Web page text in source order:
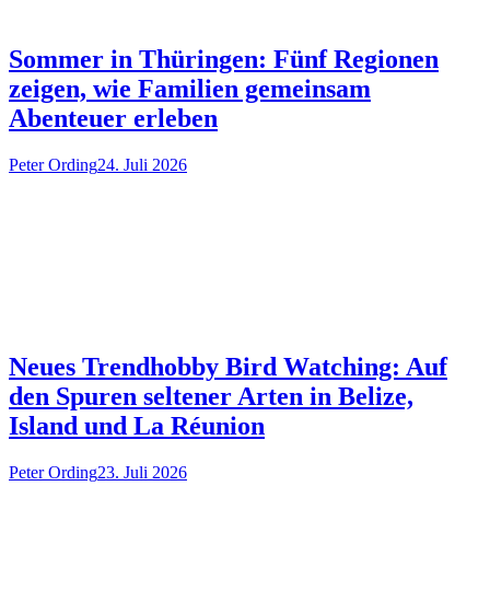
Sommer in Thüringen: Fünf Regionen
zeigen, wie Familien gemeinsam
Abenteuer erleben
Peter Ording24. Juli 2026
Neues Trendhobby Bird Watching: Auf
den Spuren seltener Arten in Belize,
Island und La Réunion
Peter Ording23. Juli 2026